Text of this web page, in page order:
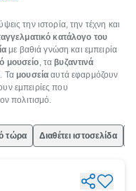
την ιστορία, την τέχνη και
κατάλογο του
με βαθιά γνώση και εμπειρία
μουσείο, ταβυζαντινά
. Τα μουσεία αυτά εφαρμόζουν
εμπειρίες που
πολιτισμό.
τώρα Διαθέτει ιστοσελίδα